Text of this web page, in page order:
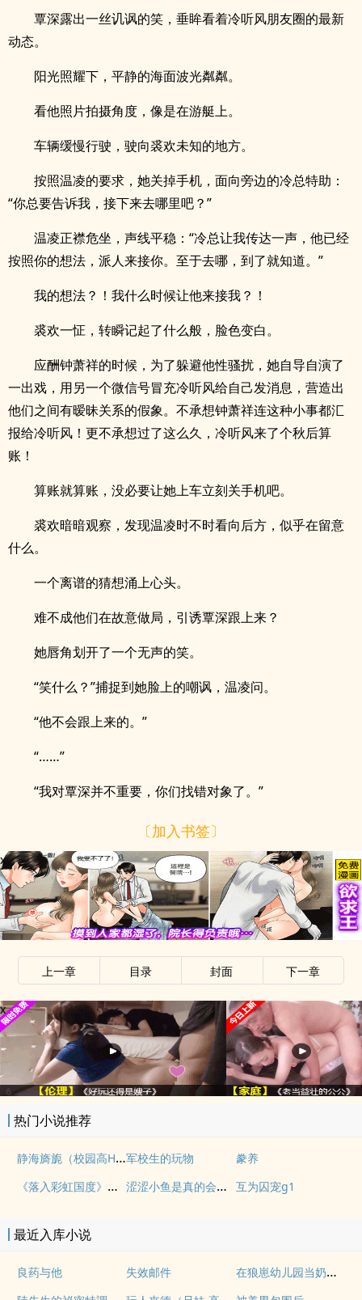
覃深露出一丝讥讽的笑，垂眸看着冷听风朋友圈的最新
动态。
阳光照耀下，平静的海面波光粼粼。
看他照片拍摄角度，像是在游艇上。
车辆缓慢行驶，驶向裘欢未知的地方。
按照温凌的要求，她关掉手机，面向旁边的冷总特助：
“你总要告诉我，接下来去哪里吧？”
温凌正襟危坐，声线平稳：“冷总让我传达一声，他已经
按照你的想法，派人来接你。至于去哪，到了就知道。”
我的想法？！我什么时候让他来接我？！
裘欢一怔，转瞬记起了什么般，脸色变白。
应酬钟萧祥的时候，为了躲避他性骚扰，她自导自演了
一出戏，用另一个微信号冒充冷听风给自己发消息，营造出
他们之间有暧昧关系的假象。不承想钟萧祥连这种小事都汇
报给冷听风！更不承想过了这么久，冷听风来了个秋后算
账！
算账就算账，没必要让她上车立刻关手机吧。
裘欢暗暗观察，发现温凌时不时看向后方，似乎在留意
什么。
一个离谱的猜想涌上心头。
难不成他们在故意做局，引诱覃深跟上来？
她唇角划开了一个无声的笑。
“笑什么？”捕捉到她脸上的嘲讽，温凌问。
“他不会跟上来的。”
“……”
“我对覃深并不重要，你们找错对象了。”
〔加入书签〕
x
上一章 目录 封面 下一章
x
热门小说推荐
静海旖旎（校园高H）军校生的玩物 豢养
《落入彩虹国度》穿越+西幻+言情 涩涩小鱼是真的会被干透 互为囚宠g1
最近入库小说
良药与他 失效邮件 在狼崽幼儿园当奶爸的日常